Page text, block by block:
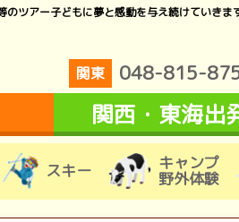
ツアー子どもに夢と感動を与え続けていきま
関東 048-815-
関西・東海出
スキー キャンプ
野外体験